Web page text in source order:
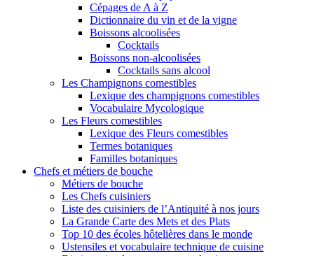
Cépages de A à Z
Dictionnaire du vin et de la vigne
Boissons alcoolisées
Cocktails
Boissons non-alcoolisées
Cocktails sans alcool
Les Champignons comestibles
Lexique des champignons comestibles
Vocabulaire Mycologique
Les Fleurs comestibles
Lexique des Fleurs comestibles
Termes botaniques
Familles botaniques
Chefs et métiers de bouche
Métiers de bouche
Les Chefs cuisiniers
Liste des cuisiniers de l’Antiquité à nos jours
La Grande Carte des Mets et des Plats
Top 10 des écoles hôtelières dans le monde
Ustensiles et vocabulaire technique de cuisine